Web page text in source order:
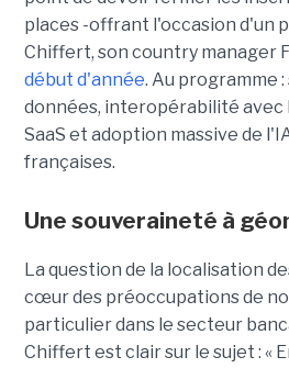
places -offrant l'occasion d'un
Chiffert, son country manager
début d'année. Au programme
données, interopérabilité avec
SaaS et adoption massive de
françaises.
Une souveraineté à
La question de la localisation
cœur des préoccupations de
particulier dans le secteur
Chiffert est clair sur le sujet : «